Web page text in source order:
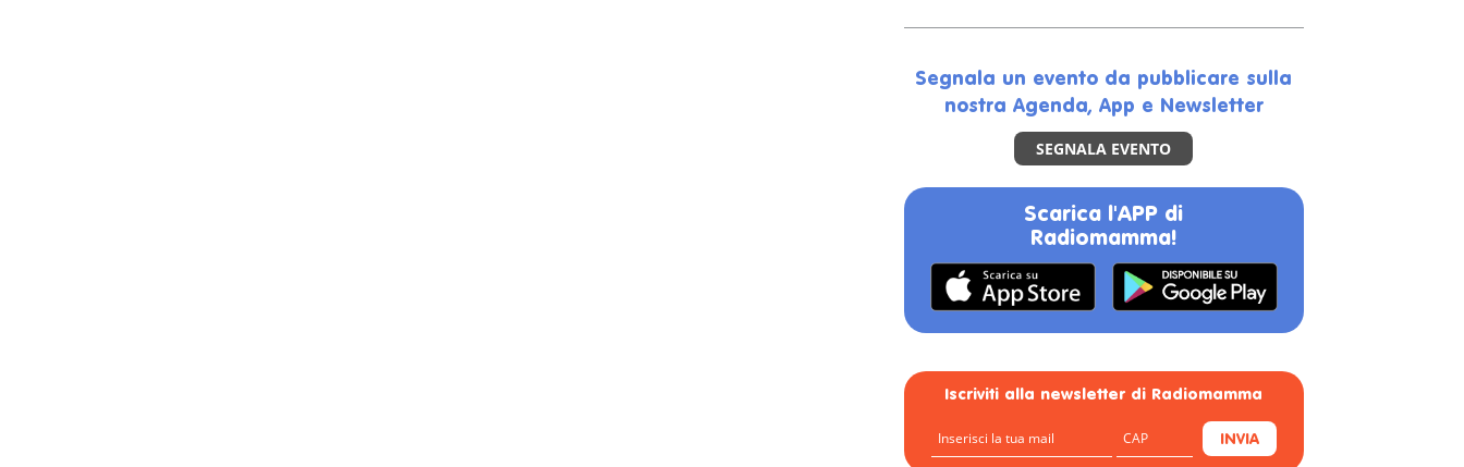
Segnala un evento da pubblicare sulla
nostra Agenda, App e Newsletter
SEGNALA EVENTO
Scarica l'APP di
Radiomamma!
Iscriviti alla newsletter di Radiomamma
INVIA